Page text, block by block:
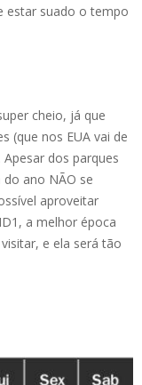
estar suado o tempo
cheio, já que
(que nos EUA vai de
dos parques
ano NÃO se
aproveitar
a melhor época
e ela será tão